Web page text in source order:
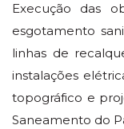
Execução das
esgotamento
linhas de
instalações
topográfico e
Saneamento do